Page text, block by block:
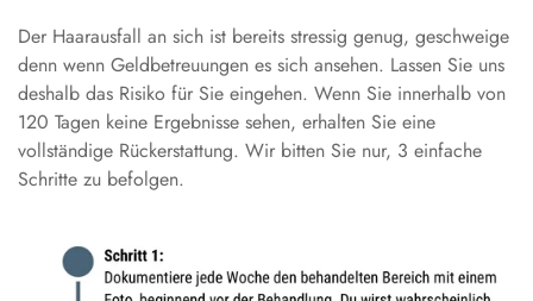
Der Haarausfall an sich ist bereits stressig genug, geschweige
denn wenn Geldbetreuungen es sich ansehen. Lassen Sie uns
deshalb das Risiko für Sie eingehen. Wenn Sie innerhalb von
120 Tagen keine Ergebnisse sehen, erhalten Sie eine
vollständige Rückerstattung. Wir bitten Sie nur, 3 einfache
Schritte zu befolgen.